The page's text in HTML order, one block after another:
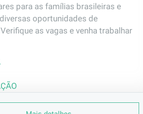
para as famílias brasileiras e
oportunidades de
as vagas e venha trabalhar